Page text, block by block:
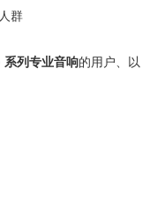
群
列专业音响的用户、以